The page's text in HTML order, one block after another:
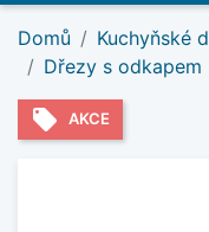
Domů Kuchyňské
Dřezy s odkapem
local_offer AKCE